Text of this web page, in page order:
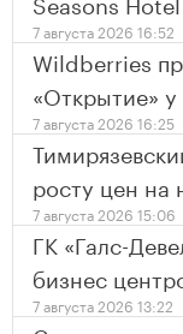
7 августа 2026 16:52
Wildberries
«Открытие»
7 августа 2026 16:25
росту цен на
7 августа 2026 15:06
ГК «Галс-
бизнес
7 августа 2026 13:22